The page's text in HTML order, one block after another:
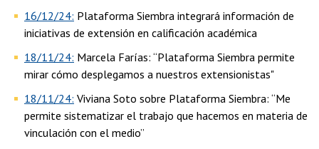
16/12/24: Plataforma Siembra integrará información de
iniciativas de extensión en calificación académica
18/11/24: Marcela Farías: “Plataforma Siembra permite
mirar cómo desplegamos a nuestros extensionistas"
18/11/24: Viviana Soto sobre Plataforma Siembra: “Me
permite sistematizar el trabajo que hacemos en materia de
vinculación con el medio”